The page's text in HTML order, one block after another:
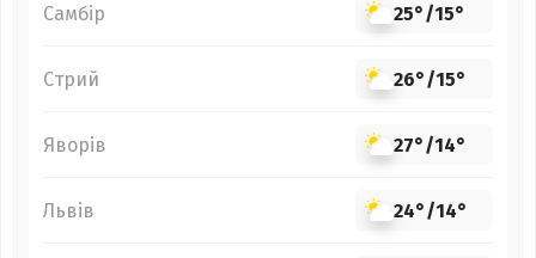
Самбір 25°/15°
Стрий 26°/15°
Яворів 27°/14°
Львів 24°/14°